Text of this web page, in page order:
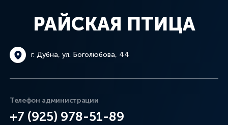
РАЙСКАЯ ПТИЦА
г. Дубна, ул. Боголюбова, 44
Телефон администрации
+7 (925) 978-51-89